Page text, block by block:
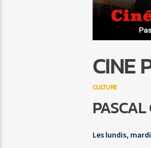
CINE
CULTURE
Les lundis,